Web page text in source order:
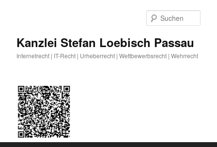
Kanzlei Stefan Loebisch Passau
Internetrecht | IT-Recht | Urheberrecht | Wettbewerbsrecht | Wehrrecht